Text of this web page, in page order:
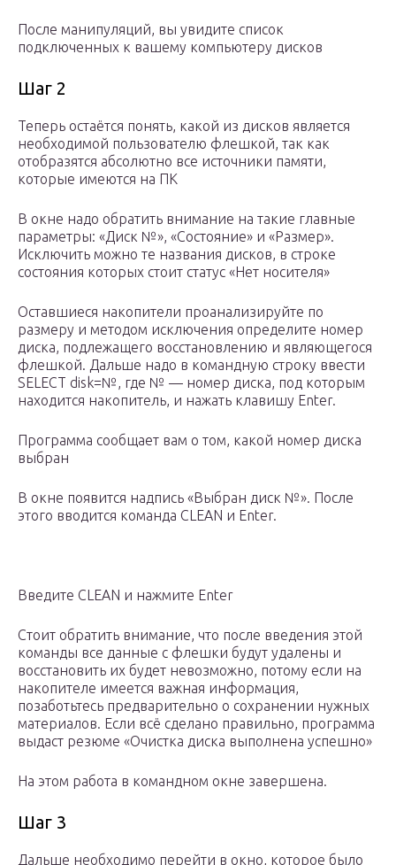
После манипуляций, вы увидите список
подключенных к вашему компьютеру дисков
Шаг 2
Теперь остаётся понять, какой из дисков является
необходимой пользователю флешкой, так как
отобразятся абсолютно все источники памяти,
которые имеются на ПК
В окне надо обратить внимание на такие главные
параметры: «Диск №», «Состояние» и «Размер».
Исключить можно те названия дисков, в строке
состояния которых стоит статус «Нет носителя»
Оставшиеся накопители проанализируйте по
размеру и методом исключения определите номер
диска, подлежащего восстановлению и являющегося
флешкой. Дальше надо в командную строку ввести
SELECT disk=№, где № — номер диска, под которым
находится накопитель, и нажать клавишу Enter.
Программа сообщает вам о том, какой номер диска
выбран
В окне появится надпись «Выбран диск №». После
этого вводится команда CLEAN и Enter.
Введите CLEAN и нажмите Enter
Стоит обратить внимание, что после введения этой
команды все данные с флешки будут удалены и
восстановить их будет невозможно, потому если на
накопителе имеется важная информация,
позаботьтесь предварительно о сохранении нужных
материалов. Если всё сделано правильно, программа
выдаст резюме «Очистка диска выполнена успешно»
На этом работа в командном окне завершена.
Шаг 3
Дальше необходимо перейти в окно, которое было